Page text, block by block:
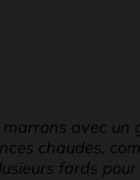
marrons avec un
chaudes,
fards